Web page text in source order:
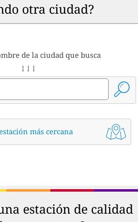
otra ciudad?
de la ciudad que busca
↓ ↓ ↓
más cercana
estación de calidad